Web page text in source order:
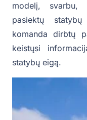
modelį, svarbu,
pasiektų
komanda dirbtų
keistųsi
statybų eigą.